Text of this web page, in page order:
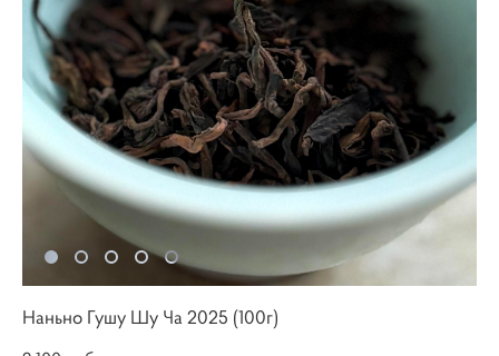
Наньно Гушу Шу Ча 2025 (100г)